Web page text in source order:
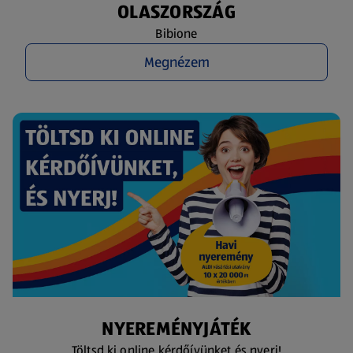
OLASZORSZÁG
Bibione
Megnézem
NYEREMÉNYJÁTÉK